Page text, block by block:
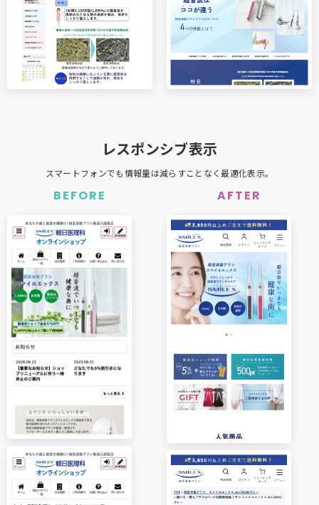
レスポンシブ表示
スマートフォンでも 情報量は減らすことなく最適化表示。
BEFORE AFTER